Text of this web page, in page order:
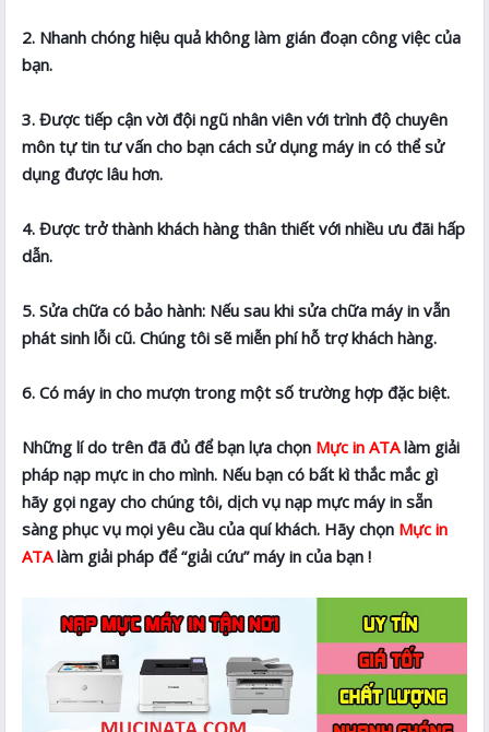
2. Nhanh chóng hiệu quả không làm gián đoạn công việc của
bạn.
3. Được tiếp cận vời đội ngũ nhân viên với trình độ chuyên
môn tự tin tư vấn cho bạn cách sử dụng máy in có thể sử
dụng được lâu hơn.
4. Được trở thành khách hàng thân thiết với nhiều ưu đãi hấp
dẫn.
5. Sửa chữa có bảo hành: Nếu sau khi sửa chữa máy in vẫn
phát sinh lỗi cũ. Chúng tôi sẽ miễn phí hỗ trợ khách hàng.
6. Có máy in cho mượn trong một số trường hợp đặc biệt.
Những lí do trên đã đủ để bạn lựa chọn Mực in ATAlàm giải
pháp nạp mực in cho mình. Nếu bạn có bất kì thắc mắc gì
hãy gọi ngay cho chúng tôi, dịch vụ nạp mực máy in sẵn
sàng phục vụ mọi yêu cầu của quí khách. Hãy chọn Mực in
ATAlàm giải pháp để “giải cứu” máy in của bạn !